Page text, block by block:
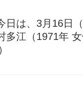
日は、3月16
江（1971年